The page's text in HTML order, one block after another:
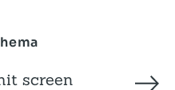
screen